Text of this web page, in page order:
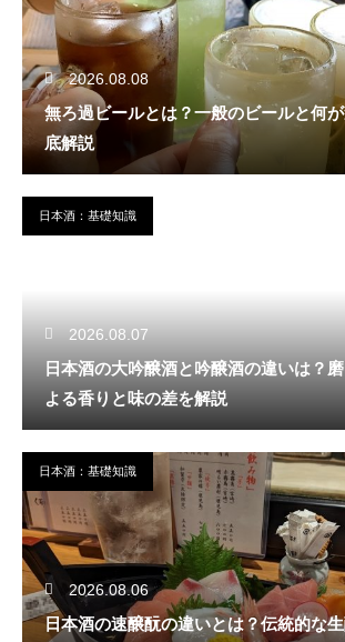
2026.08.08
無ろ過ビールとは？一般のビールと何
底解説
日本酒：基礎知識
2026.08.07
日本酒の大吟醸酒と吟醸酒の違いは？
よる香りと味の差を解説
日本酒：基礎知識
2026.08.06
日本酒の速醸酛の違いとは？伝統的な